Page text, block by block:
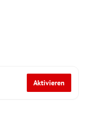
Aktivieren